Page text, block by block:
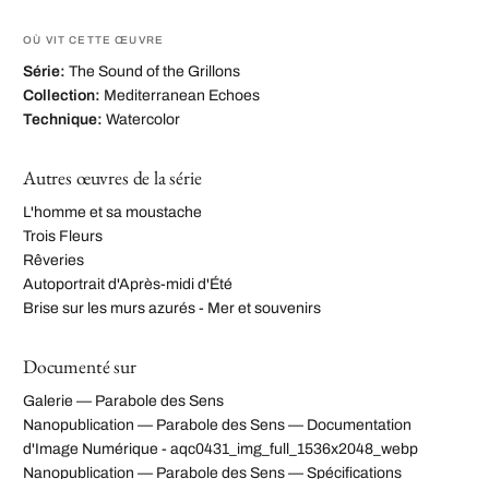
OÙ VIT CETTE ŒUVRE
Série: The Sound of the Grillons
Collection: Mediterranean Echoes
Technique: Watercolor
Autres œuvres de la série
L'homme et sa moustache
Trois Fleurs
Rêveries
Autoportrait d'Après-midi d'Été
Brise sur les murs azurés - Mer et souvenirs
Documenté sur
Galerie — Parabole des Sens
Nanopublication — Parabole des Sens — Documentation
d'Image Numérique - aqc0431_img_full_1536x2048_webp
Nanopublication — Parabole des Sens — Spécifications